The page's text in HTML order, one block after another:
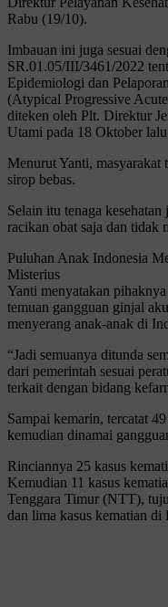
Rabu (19/10).
Imbauan ini juga sesuai
SR.01.05/III/3461/2022
Epidemiologi dan
(Atypical Progressive
diteken oleh Plt. Direktur
Utami pada 18 Oktober
Menurut Yanti, masyarakat
sirop bebas.
Selain itu tenaga
racikan obat saja dan tidak
Puluhan Anak Indonesia
Misterius
Yanti menyatakan
temuan gangguan ginjal
menyerang anak-anak di
“Jadi semuanya ditunda
dari pemerintah sesuai
terkait dengan bidang
Sampai kemarin, tercatat
kemudian dinamai
Rinciannya 25 kasus
Kemudian 11 kasus
Tenggara Timur (NTT),
dan lima kasus kematian